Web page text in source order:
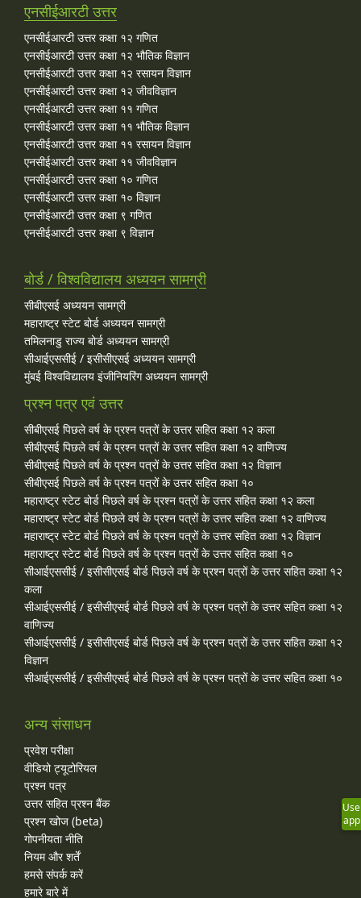
एनसीईआरटी उत्तर
एनसीईआरटी उत्तर कक्षा १२ गणित
एनसीईआरटी उत्तर कक्षा १२ भौतिक विज्ञान
एनसीईआरटी उत्तर कक्षा १२ रसायन विज्ञान
एनसीईआरटी उत्तर कक्षा १२ जीवविज्ञान
एनसीईआरटी उत्तर कक्षा ११ गणित
एनसीईआरटी उत्तर कक्षा ११ भौतिक विज्ञान
एनसीईआरटी उत्तर कक्षा ११ रसायन विज्ञान
एनसीईआरटी उत्तर कक्षा ११ जीवविज्ञान
एनसीईआरटी उत्तर कक्षा १० गणित
एनसीईआरटी उत्तर कक्षा १० विज्ञान
एनसीईआरटी उत्तर कक्षा ९ गणित
एनसीईआरटी उत्तर कक्षा ९ विज्ञान
बोर्ड / विश्वविद्यालय अध्ययन सामग्री
सीबीएसई अध्ययन सामग्री
महाराष्ट्र स्टेट बोर्ड अध्ययन सामग्री
तमिलनाडु राज्य बोर्ड अध्ययन सामग्री
सीआईएससीई / इसीसीएसई अध्ययन सामग्री
मुंबई विश्वविद्यालय इंजीनियरिंग अध्ययन सामग्री
प्रश्न पत्र एवं उत्तर
सीबीएसई पिछले वर्ष के प्रश्न पत्रों के उत्तर सहित कक्षा १२ कला
सीबीएसई पिछले वर्ष के प्रश्न पत्रों के उत्तर सहित कक्षा १२ वाणिज्य
सीबीएसई पिछले वर्ष के प्रश्न पत्रों के उत्तर सहित कक्षा १२ विज्ञान
सीबीएसई पिछले वर्ष के प्रश्न पत्रों के उत्तर सहित कक्षा १०
महाराष्ट्र स्टेट बोर्ड पिछले वर्ष के प्रश्न पत्रों के उत्तर सहित कक्षा १२ कला
महाराष्ट्र स्टेट बोर्ड पिछले वर्ष के प्रश्न पत्रों के उत्तर सहित कक्षा १२ वाणिज्य
महाराष्ट्र स्टेट बोर्ड पिछले वर्ष के प्रश्न पत्रों के उत्तर सहित कक्षा १२ विज्ञान
महाराष्ट्र स्टेट बोर्ड पिछले वर्ष के प्रश्न पत्रों के उत्तर सहित कक्षा १०
सीआईएससीई / इसीसीएसई बोर्ड पिछले वर्ष के प्रश्न पत्रों के उत्तर सहित कक्षा १२
कला
सीआईएससीई / इसीसीएसई बोर्ड पिछले वर्ष के प्रश्न पत्रों के उत्तर सहित कक्षा १२
वाणिज्य
सीआईएससीई / इसीसीएसई बोर्ड पिछले वर्ष के प्रश्न पत्रों के उत्तर सहित कक्षा १२
विज्ञान
सीआईएससीई / इसीसीएसई बोर्ड पिछले वर्ष के प्रश्न पत्रों के उत्तर सहित कक्षा १०
अन्य संसाधन
प्रवेश परीक्षा
वीडियो ट्यूटोरियल
प्रश्न पत्र
उत्तर सहित प्रश्न बैंक
प्रश्न खोज (beta)
गोपनीयता नीति
नियम और शर्तें
हमसे संपर्क करें
हमारे बारे में
Use
app